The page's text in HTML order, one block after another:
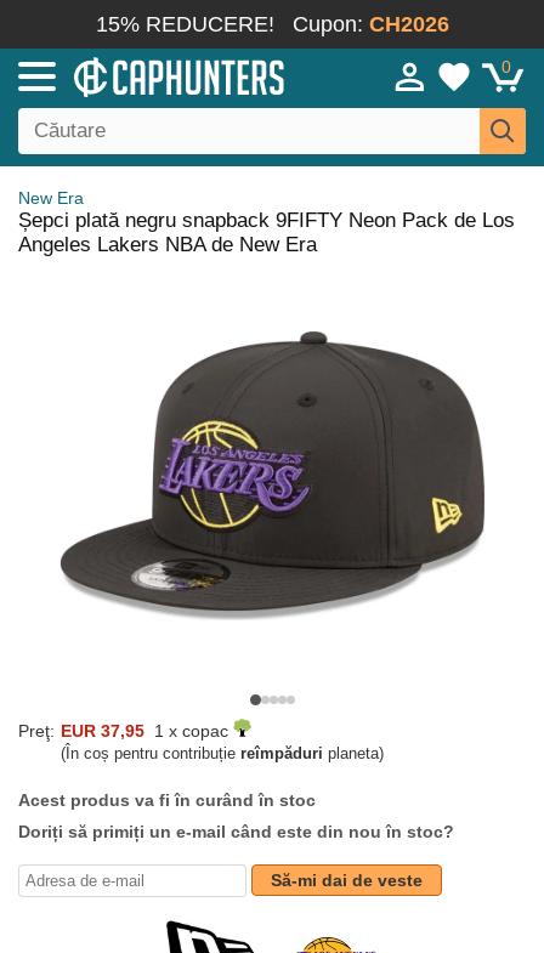
15% REDUCERE! Cupon: CH2026
0
New Era
Șepci plată negru snapback 9FIFTY Neon Pack de Los
Angeles Lakers NBA de New Era
Preţ: EUR 37,95 1 x copac
(În coș pentru contribuție reîmpăduri planeta)
Acest produs va fi în curând în stoc
Doriți să primiți un e-mail când este din nou în stoc?
Să-mi dai de veste